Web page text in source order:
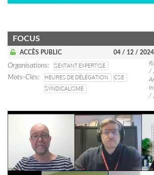
FOCUS
ACCÈS PUBLIC 04 / 12 / 2024
Organisations
SEXTANT EXPERTISE
Mots-Clés
HEURES DE DÉLÉGATION
CSE
SYNDICALISME
/
/